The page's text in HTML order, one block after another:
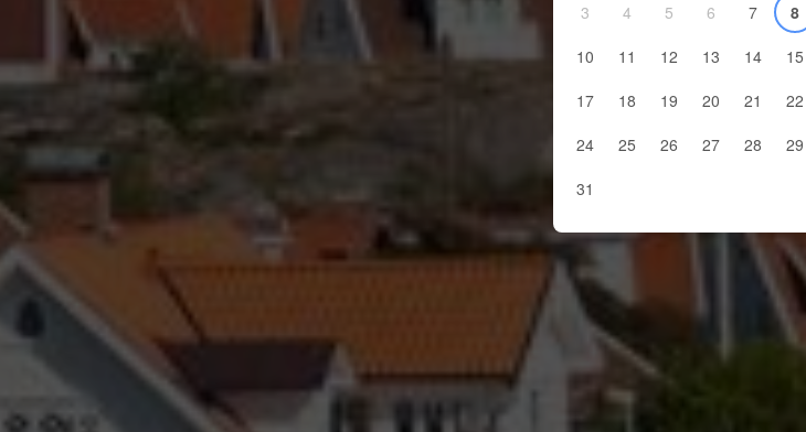
3
4 5 6 7 8
10
11 12 13 14 15
17
18 19 20 21 22
24
25 26 27 28 29
31